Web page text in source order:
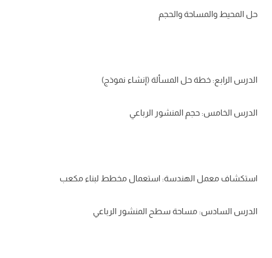
حل المحيط والمساحة والحجم
الدرس الرابع: خطة حل المسألة (إنشاء نموذج)
الدرس الخامس: حجم المنشور الرباعي
استكشاف معمل الهندسة: استعمال مخطط لبناء مكعب
الدرس السادس: مساحة سطح المنشور الرباعي